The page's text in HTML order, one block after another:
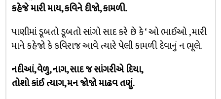
કહેજે મારી માય, કવિને દીજો, કામળી.
પાણીમાં ડૂબતો ડૂબતો સાંગો સાદ કરે છે કે ‘ ઓ ભાઈઓ , મારી
માને કહેજો કે કવિરાજ આવે ત્યારે પેલી કામળી દેવાનું ન ભૂલે.
નદીઆં, વેળુ, નાગ, સાદ જ સાંગરીએ દિયા,
તોશો કાંઈ ત્યાગ, મન જોજો માઢવ તણું.